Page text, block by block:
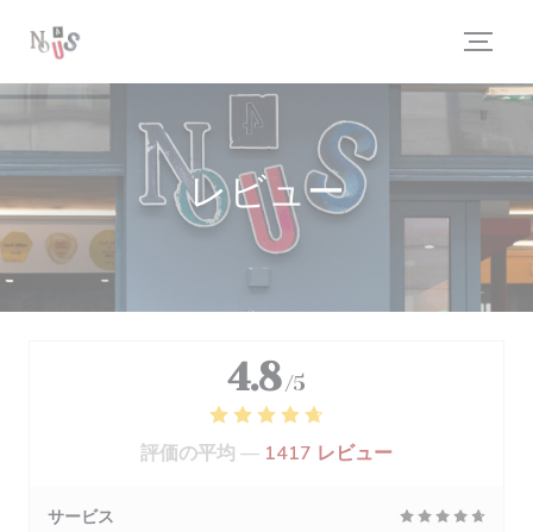
レビュー
4.8 /5
評価の平均 — 1417 レビュー
サービス